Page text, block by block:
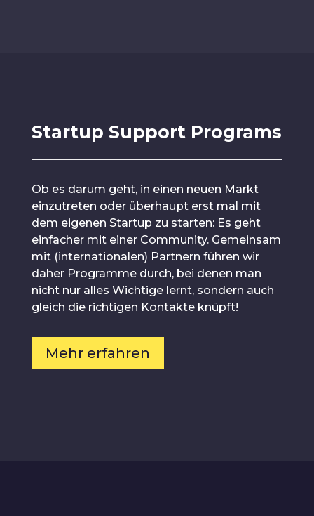
Startup Support Programs
Ob es darum geht, in einen neuen Markt
einzutreten oder überhaupt erst mal mit
dem eigenen Startup zu starten: Es geht
einfacher mit einer Community. Gemeinsam
mit (internationalen) Partnern führen wir
daher Programme durch, bei denen man
nicht nur alles Wichtige lernt, sondern auch
gleich die richtigen Kontakte knüpft!
Mehr erfahren